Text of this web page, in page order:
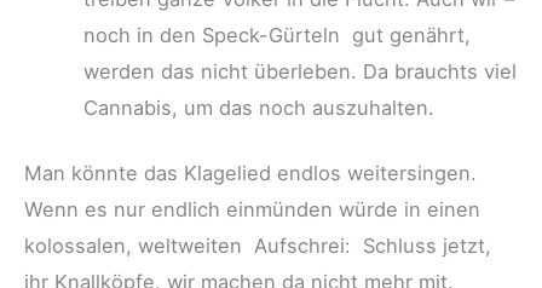
noch in den Speck-Gürteln gut genährt,
werden das nicht überleben. Da brauchts viel
Cannabis, um das noch auszuhalten.
Man könnte das Klagelied endlos weitersingen.
Wenn es nur endlich einmünden würde in einen
kolossalen, weltweiten Aufschrei: Schluss jetzt,
ihr Knallköpfe, wir machen da nicht mehr mit.